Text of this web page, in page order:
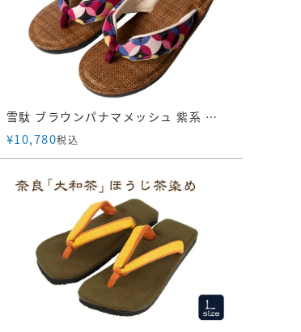
雪駄 ブラウンパナマメッシュ 紫系 七宝 【レディース】｜R471
¥10,780税込